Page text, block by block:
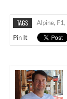
TAGS Alpine, F1,
Pin It